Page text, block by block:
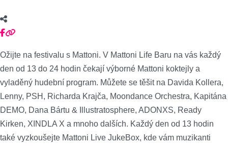
Ožijte na festivalu s Mattoni. V Mattoni Life Baru na vás každý
den od 13 do 24 hodin čekají výborné Mattoni koktejly a
vyladěný hudební program. Můžete se těšit na Davida Kollera,
Lenny, PSH, Richarda Krajča, Moondance Orchestra, Kapitána
DEMO, Dana Bártu & Illustratosphere, ADONXS, Ready
Kirken, XINDLA X a mnoho dalších. Každý den od 13 hodin
také vyzkoušejte Mattoni Live JukeBox, kde vám muzikanti